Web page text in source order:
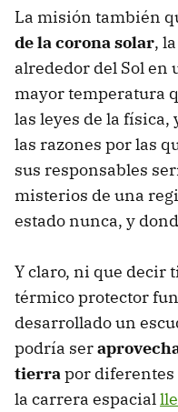
La misión también
de la corona solar,
alrededor del Sol en
mayor temperatura
las leyes de la
las razones por las
sus responsables
misterios de una
estado nunca, y
Y claro, ni que decir
térmico protector
desarrollado un
podría ser
tierrapor diferentes
la carrera espacial